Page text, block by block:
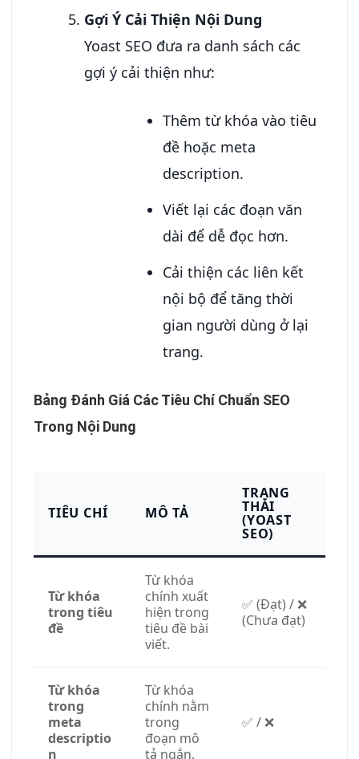
Gợi Ý Cải Thiện Nội Dung
Yoast SEO đưa ra danh sách các
gợi ý cải thiện như:
Thêm từ khóa vào tiêu
đề hoặc meta
description.
Viết lại các đoạn văn
dài để dễ đọc hơn.
Cải thiện các liên kết
nội bộ để tăng thời
gian người dùng ở lại
trang.
Bảng Đánh Giá Các Tiêu Chí Chuẩn SEO
Trong Nội Dung
TIÊU CHÍ MÔ TẢ
TRẠNG
THÁI
(YOAST
SEO)
Từ khóa
trong tiêu
đề
Từ khóa
chính xuất
hiện trong
tiêu đề bài
viết.
✅ (Đạt) / ❌
(Chưa đạt)
Từ khóa
trong
meta
descriptio
n
Từ khóa
chính nằm
trong
đoạn mô
tả ngắn.
✅ / ❌